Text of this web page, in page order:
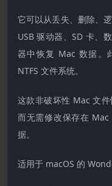
它可以从丢失、删除、
USB 驱动器、SD 卡、
器中恢复 Mac 数据。
NTFS 文件系统。
这款非破坏性 Mac 文
而无需修改保存在
据。
适用于 macOS 的